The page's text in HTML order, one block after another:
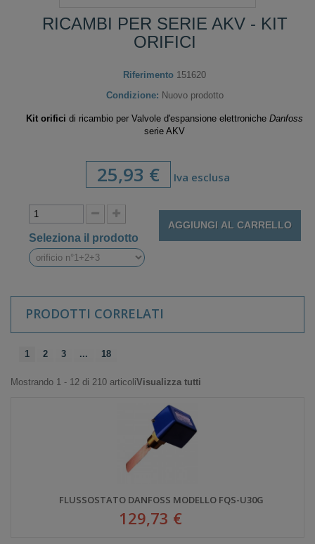
RICAMBI PER SERIE AKV - KIT
ORIFICI
Riferimento 151620
Condizione: Nuovo prodotto
Kit orifici di ricambio per Valvole d'espansione elettroniche Danfoss
serie AKV
25,93 € Iva esclusa
Seleziona il prodotto
AGGIUNGI AL CARRELLO
PRODOTTI CORRELATI
1 2 3 ... 18
Mostrando 1 - 12 di 210 articoliVisualizza tutti
FLUSSOSTATO DANFOSS MODELLO FQS-U30G
129,73 €